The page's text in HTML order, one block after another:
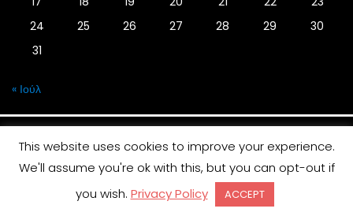
24
25 26 27 28 29
30
31
« Ιούλ
© 2019 | Screen Magazine - Ηλεκτρονική εφημερίδα
Contia
This website uses cookies to improve your experience.
We'll assume you're ok with this, but you can opt-out if
you wish. Privacy Policy ACCEPT